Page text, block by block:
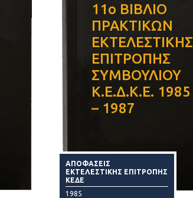
ΑΠΟΦΑΣΕΙΣ
ΕΚΤΕΛΕΣΤΙΚΗΣ ΕΠΙΤΡΟΠΗΣ
ΚΕΔΕ
1985
11ο ΒΙΒΛΙΟ
ΠΡΑΚΤΙΚΩΝ
ΕΚΤΕΛΕΣΤΙΚΗΣ
ΕΠΙΤΡΟΠΗΣ
ΣΥΜΒΟΥΛΙΟΥ
Κ.Ε.Δ.Κ.Ε. 1985
– 1987